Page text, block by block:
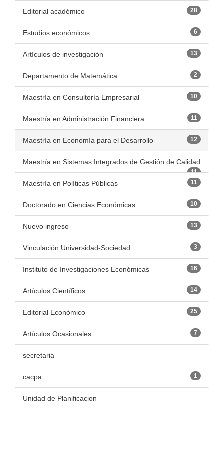
Editorial académico 28
Estudios económicos 6
Artículos de investigación 13
Departamento de Matemática 2
Maestría en Consultoría Empresarial 10
Maestría en Administración Financiera 11
Maestría en Economía para el Desarrollo 12
Maestría en Sistemas Integrados de Gestión de Calidad
11
Maestría en Políticas Públicas 11
Doctorado en Ciencias Económicas 10
Nuevo ingreso 13
Vinculación Universidad-Sociedad 3
Instituto de Investigaciones Económicas 16
Artículos Científicos 14
Editorial Económico 25
Artículos Ocasionales 7
secretaria
cacpa 1
Unidad de Planificacion